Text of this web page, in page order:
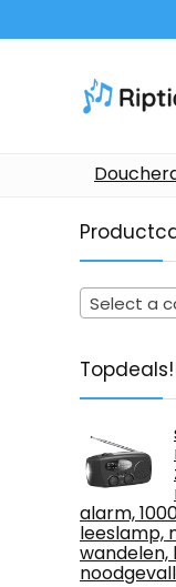
Select a
alarm,
leeslamp,